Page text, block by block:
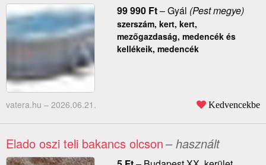
99 990 Ft–Gyál (Pest megye)
szerszám, kert, kert,
mezőgazdaság, medencék és
kellékeik, medencék
vatera.hu – 2026.06.21. Kedvencekbe
Elado oszi teli bakancs olcson– használt